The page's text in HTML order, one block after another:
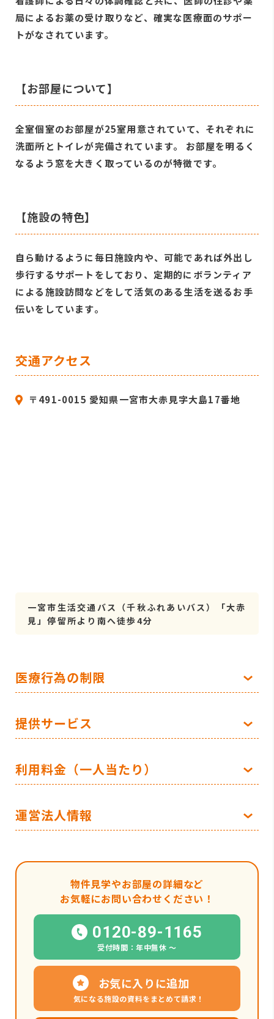
局によるお薬の受け取りなど、確実な医療面のサポー
トがなされています。
【お部屋について】
全室個室のお部屋が25室用意されていて、それぞれに
洗面所とトイレが完備されています。 お部屋を明るく
なるよう窓を大きく取っているのが特徴です。
【施設の特色】
自ら動けるように毎日施設内や、可能であれば外出し
歩行するサポートをしており、定期的にボランティア
による施設訪問などをして活気のある生活を送るお手
伝いをしています。
交通アクセス
〒491-0015 愛知県一宮市大赤見字大島17番地
一宮市生活交通バス（千秋ふれあいバス）「大赤
見」停留所より南へ徒歩4分
医療行為の制限
提供サービス
利用料金（一人当たり）
運営法人情報
物件見学やお部屋の詳細など
お気軽にお問い合わせください！
0120-89-1165
受付時間：年中無休 〜
お気に入りに追加
気になる施設の資料をまとめて請求！